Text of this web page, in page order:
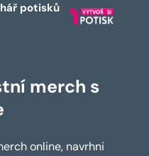
potisků
merch s
online, navrhni